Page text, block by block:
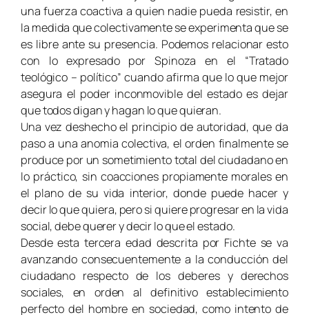
una fuerza coactiva a quien nadie pueda resistir, en
la medida que colectivamente se experimenta que se
es libre ante su presencia. Podemos relacionar esto
con lo expresado porSpinoza en el “Tratado
teológico – político” cuando afirma que lo que mejor
asegura el poder inconmovible del estado es dejar
que todos digan y hagan lo que quieran.
Una vez deshecho el principio de autoridad, que da
paso a una anomia colectiva, el orden finalmente se
produce por un sometimiento total del ciudadano en
lo práctico, sin coacciones propiamente morales en
el plano de su vida interior, donde puede hacer y
decir lo que quiera, pero si quiere progresar en la vida
social, debe querer y decir lo que el estado.
Desde esta tercera edad descrita por Fichte se va
avanzando consecuentemente a la conducción del
ciudadano respecto de los deberes y derechos
sociales, en orden al definitivo establecimiento
perfecto del hombre en sociedad, como intento de